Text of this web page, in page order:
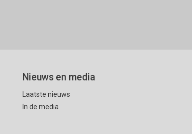
Nieuws en media
Laatste nieuws
In de media